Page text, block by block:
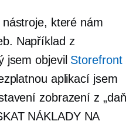
které nám
Například z
jsem objevil Storefront
aplikací jsem
zobrazení z „daň
NÁKLADY NA